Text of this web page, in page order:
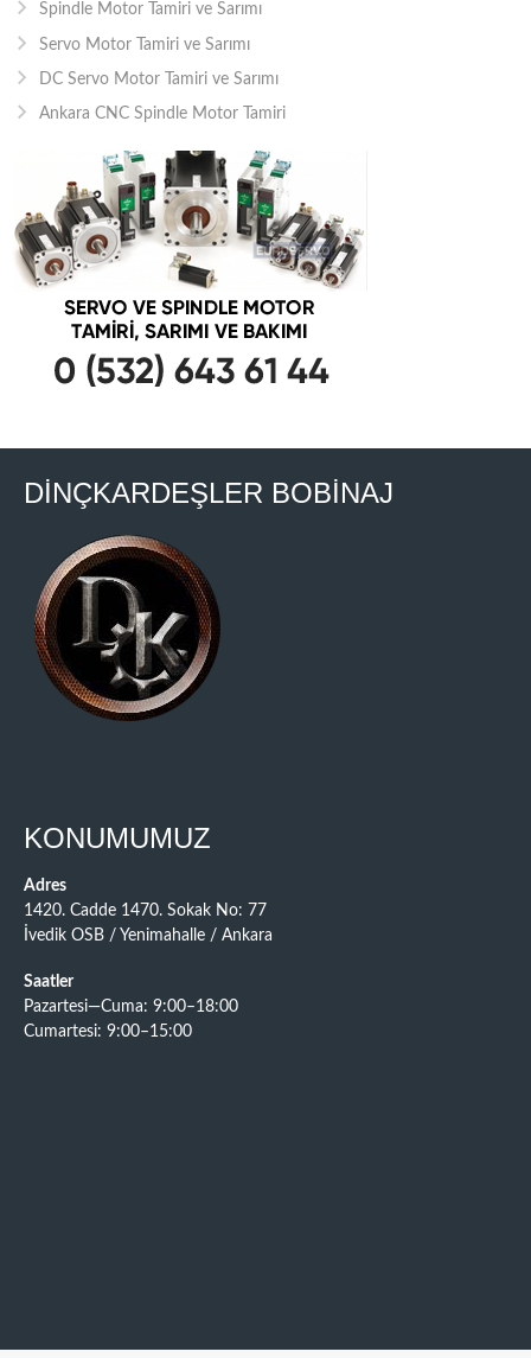
Spindle Motor Tamiri ve Sarımı
Servo Motor Tamiri ve Sarımı
DC Servo Motor Tamiri ve Sarımı
Ankara CNC Spindle Motor Tamiri
DİNÇKARDEŞLER BOBİNAJ
KONUMUMUZ
Adres
1420. Cadde 1470. Sokak No: 77
İvedik OSB / Yenimahalle / Ankara
Saatler
Pazartesi—Cuma: 9:00–18:00
Cumartesi: 9:00–15:00